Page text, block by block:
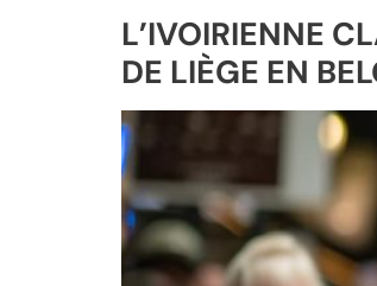
L’IVOIRIENNE
DE LIÈGE EN